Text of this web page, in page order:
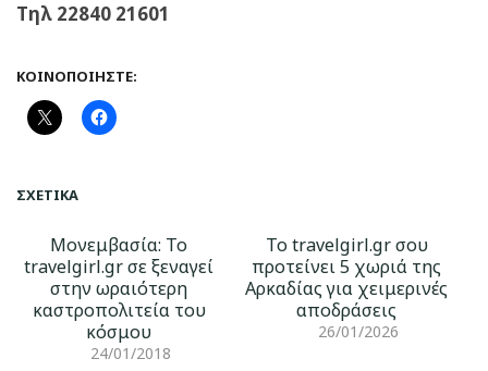
Τηλ 22840 21601
ΚΟΙΝΟΠΟΙΉΣΤΕ:
ΣΧΕΤΙΚΆ
Μονεμβασία: Το
travelgirl.gr σε ξεναγεί
στην ωραιότερη
καστροπολιτεία του
κόσμου
24/01/2018
Το travelgirl.gr σου
προτείνει 5 χωριά της
Αρκαδίας για χειμερινές
αποδράσεις
26/01/2026